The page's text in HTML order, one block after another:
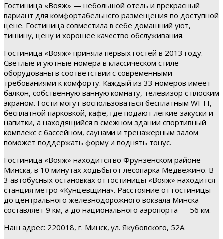
Гостиница «Вояж» — небольшой отель и прекрасный
вариант для комфортабельного размещения по доступной
цене. Гостиница совместила в себе домашний уют,
тишину, цену и хорошее качество обслуживания.
Гостиница «Вояж» приняла первых гостей в 2013 году.
Светлые и уютные номера в классическом стиле
оборудованы в соответствии с современными
требованиями к комфорту. Каждый из 33 номеров имеет
балкон, собственную ванную комнату, телевизор с плоским
экраном. Гости могут воспользоваться бесплатным WI-FI,
бесплатной парковкой, кафе, где подают легкие закуски и
напитки, а находящийся в смежном здании спортивный
комплекс с бассейном, саунами и тренажерным залом
поможет поддержать форму и поднять тонус.
Гостиница «Вояж» находится во Фрунзенском районе
Минска, в 10 минутах ходьбы от лесопарка Медвежино. В
3 автобусных остановках от гостиницы «Вояж» находится
станция метро «Кунцевщина». Расстояние от гостиницы
до центрального железнодорожного вокзала Минска
составляет 9 км, а до национального аэропорта — 56 км.
Наш адрес: 220018, г. Минск, ул. Якубовского, 52А.